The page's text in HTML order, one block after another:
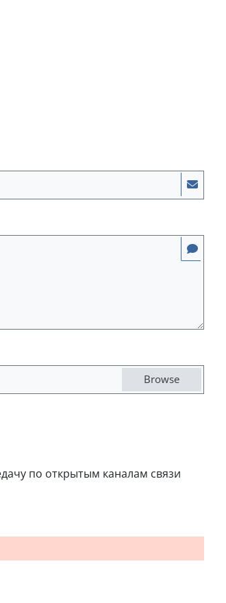
Browse
по открытым каналам связи